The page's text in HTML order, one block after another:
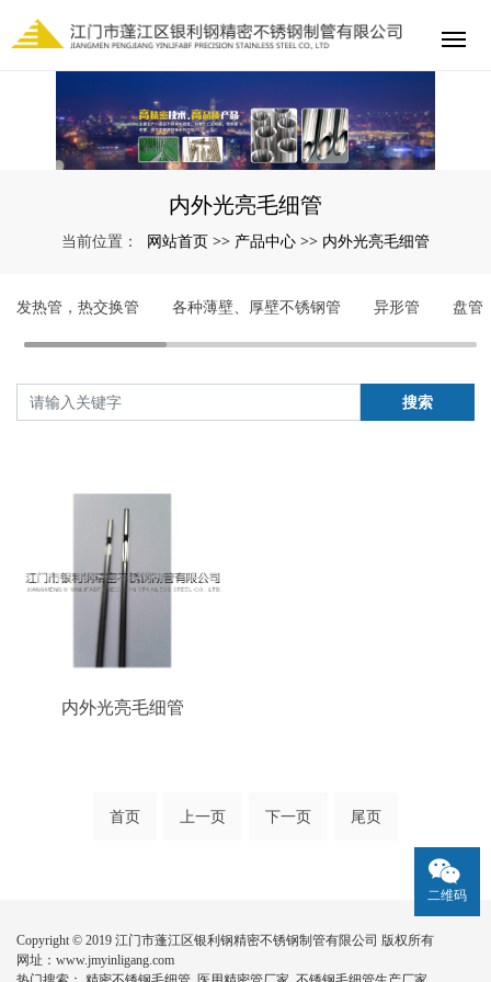
内外光亮毛细管
当前位置： 网站首页 >> 产品中心 >> 内外光亮毛细管
发热管，热交换管 各种薄壁、厚壁不锈钢管 异形管 盘管
搜索
内外光亮毛细管
首页 上一页 下一页 尾页
Copyright © 2019 江门市蓬江区银利钢精密不锈钢制管有限公司 版权所有
网址： www.jmyinligang.com
二维码